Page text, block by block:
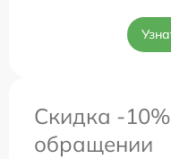
Скидка -
обращении